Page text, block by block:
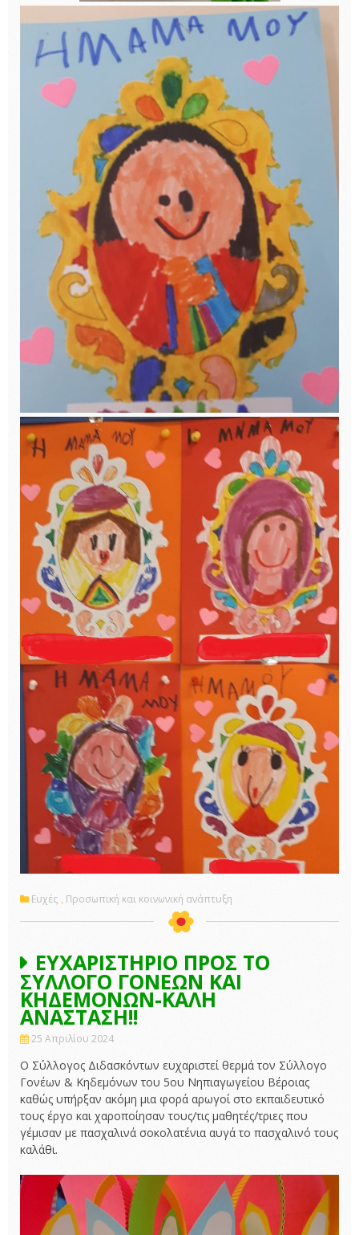
Ευχές , Προσωπική και κοινωνική ανάπτυξη
ΕΥΧΑΡΙΣΤΗΡΙΟ ΠΡΟΣ ΤΟ
ΣΥΛΛΟΓΟ ΓΟΝΕΩΝ ΚΑΙ
ΚΗΔΕΜΟΝΩΝ-ΚΑΛΗ
ΑΝΑΣΤΑΣΗ!!
25 Απριλίου 2024
Ο Σύλλογος Διδασκόντων ευχαριστεί θερμά τον Σύλλογο
Γονέων & Κηδεμόνων του 5ου Νηπιαγωγείου Βέροιας
καθώς υπήρξαν ακόμη μια φορά αρωγοί στο εκπαιδευτικό
τους έργο και χαροποίησαν τους/τις μαθητές/τριες που
γέμισαν με πασχαλινά σοκολατένια αυγά το πασχαλινό τους
καλάθι.